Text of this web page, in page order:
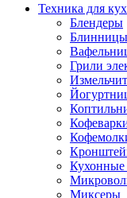
Техника для
Блендеры
Блинницы
Грили
Миксеры